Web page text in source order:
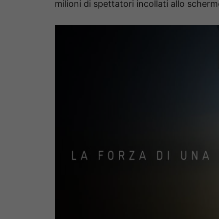
milioni di spettatori incollati allo